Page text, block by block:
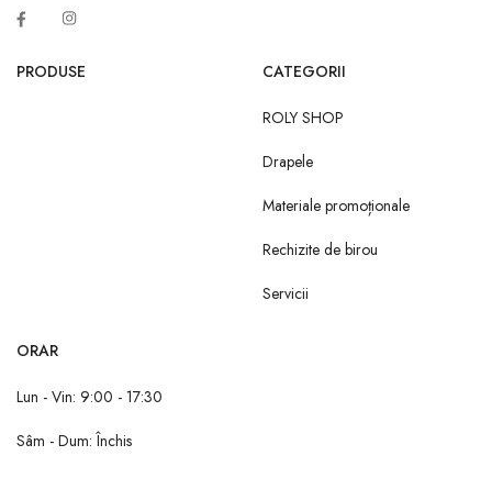
PRODUSE CATEGORII
ROLY SHOP
Drapele
Materiale promoționale
Rechizite de birou
Servicii
ORAR
Lun - Vin: 9:00 - 17:30
Sâm - Dum: Închis